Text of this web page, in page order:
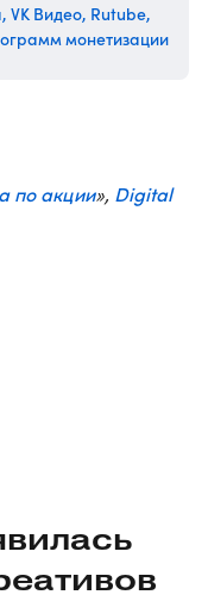
VK Видео, ​​Rutube,
монетизации
по акции», Digital